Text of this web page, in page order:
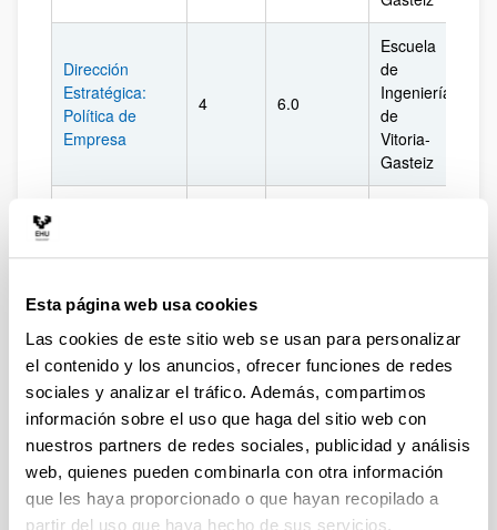
Esta página web usa cookies
Las cookies de este sitio web se usan para personalizar
el contenido y los anuncios, ofrecer funciones de redes
sociales y analizar el tráfico. Además, compartimos
información sobre el uso que haga del sitio web con
nuestros partners de redes sociales, publicidad y análisis
web, quienes pueden combinarla con otra información
que les haya proporcionado o que hayan recopilado a
partir del uso que haya hecho de sus servicios.
Dirección
Estratégica:
Política de
Empresa
4 6.0
Escuela
de
Ingeniería
de
Vitoria-
Gasteiz
Ingeniería
Arriba
Double Bachelors degree in Business and
ASIGNATURAS CURSO CRÉDITOS CENTRO